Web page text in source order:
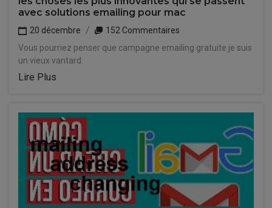
avec solutions emailing pour mac
20 décembre
152 Commentaires
Vous pourriez penser que campagne emailing gratuite je suis
un vieux vantard.
Lire Plus